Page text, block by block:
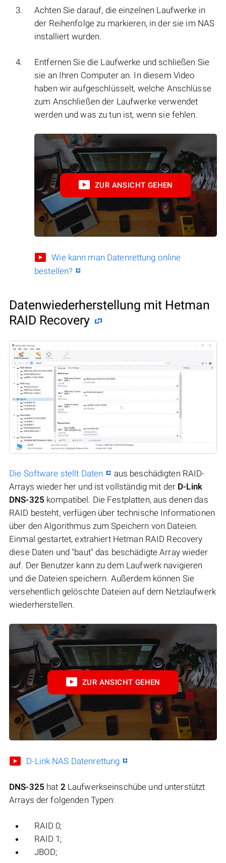
Achten Sie darauf, die einzelnen Laufwerke in
der Reihenfolge zu markieren, in der sie im NAS
installiert wurden.
Entfernen Sie die Laufwerke und schließen Sie
sie an Ihren Computer an. In diesem Video
haben wir aufgeschlüsselt, welche Anschlüsse
zum Anschließen der Laufwerke verwendet
werden und was zu tun ist, wenn sie fehlen.
ZUR ANSICHT GEHEN
Wie kann man Datenrettung online
bestellen?
Datenwiederherstellung mit Hetman
RAID Recovery
Die Software stellt Daten
aus beschädigten RAID-
Arrays wieder her und ist vollständig mit der D-Link
DNS-325 kompatibel. Die Festplatten, aus denen das
RAID besteht, verfügen über technische Informationen
über den Algorithmus zum Speichern von Dateien.
Einmal gestartet, extrahiert Hetman RAID Recovery
diese Daten und "baut" das beschädigte Array wieder
auf. Der Benutzer kann zu dem Laufwerk navigieren
und die Dateien speichern. Außerdem können Sie
versehentlich gelöschte Dateien auf dem Netzlaufwerk
wiederherstellen.
ZUR ANSICHT GEHEN
D-Link NAS Datenrettung
DNS-325 hat 2 Laufwerkseinschübe und unterstützt
Arrays der folgenden Typen:
RAID 0;
RAID 1;
JBOD;